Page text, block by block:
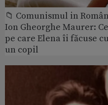
📁 Comunismul in
Ion Gheorghe Maurer:
pe care Elena îi făcuse
un copil